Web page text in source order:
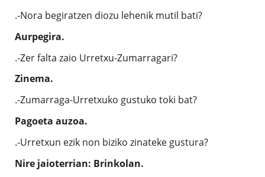
.-Nora begiratzen diozu lehenik mutil bati?
Aurpegira.
.-Zer falta zaio Urretxu-Zumarragari?
Zinema.
.-Zumarraga-Urretxuko gustuko toki bat?
Pagoeta auzoa.
.-Urretxun ezik non biziko zinateke gustura?
Nire jaioterrian: Brinkolan.